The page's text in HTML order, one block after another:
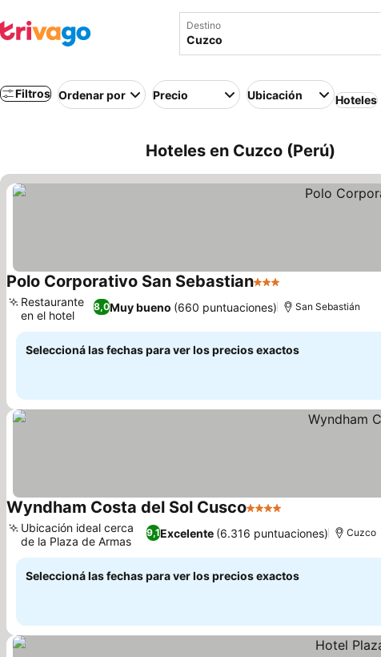
Destino
Filtros Ordenar por Precio Ubicación Hoteles
Hoteles en Cuzco (Perú)
Polo Corporativo San Sebastian3 Estrellas
8,0Muy bueno (660 puntuaciones)
Restaurante
en el hotel
San Sebastián
Seleccioná las fechas para ver los precios exactos
Wyndham Costa del Sol Cusco4 Estrellas
9,1Excelente (6.316 puntuaciones)
Ubicación ideal cerca
de la Plaza de Armas
Cuzco
Seleccioná las fechas para ver los precios exactos